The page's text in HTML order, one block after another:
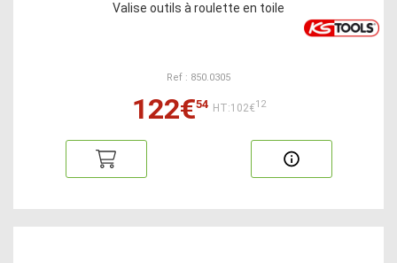
Valise outils à roulette en toile
Ref : 850.0305
122€54 HT:102€12